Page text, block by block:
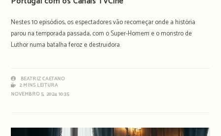
Nestes 10 episódios, os espectadores vão recomeçar onde a história
parou na temporada passada, com o Super-Homem e o monstro de
Luthor numa batalha feroz e destruidora.
BEATRIZ CAETANO
2 MINS LEITURA
NOVEMBRO 5, 2024 10:35